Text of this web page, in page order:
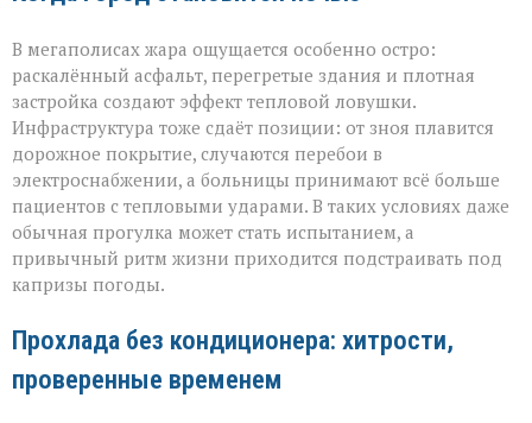
В мегаполисах жара ощущается особенно остро:
раскалённый асфальт, перегретые здания и плотная
застройка создают эффект тепловой ловушки.
Инфраструктура тоже сдаёт позиции: от зноя плавится
дорожное покрытие, случаются перебои в
электроснабжении, а больницы принимают всё больше
пациентов с тепловыми ударами. В таких условиях даже
обычная прогулка может стать испытанием, а
привычный ритм жизни приходится подстраивать под
капризы погоды.
Прохлада без кондиционера: хитрости,
проверенные временем